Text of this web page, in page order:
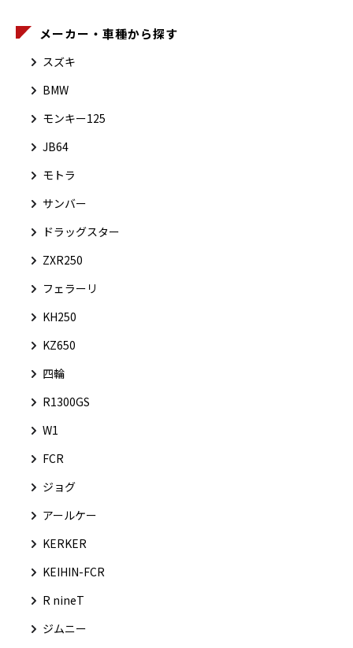
メーカー・車種から探す
スズキ
BMW
モンキー125
JB64
モトラ
サンバー
ドラッグスター
ZXR250
フェラーリ
KH250
KZ650
四輪
R1300GS
W1
FCR
ジョグ
アールケー
KERKER
KEIHIN-FCR
R nineT
ジムニー